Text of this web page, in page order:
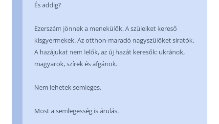
És addig?
Ezerszám jönnek a menekülők. A szüleiket kereső
kisgyermekek. Az otthon-maradó nagyszülőket siratók.
A hazájukat nem lelők, az új hazát keresők: ukránok,
magyarok, szírek és afgánok.
Nem lehetek semleges.
Most a semlegesség is árulás.